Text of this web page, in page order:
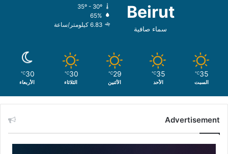
Beirut
سماء صافية
35º - 30º
65%
6.83 كيلومتر/ساعة
35
℃
السبت
35
℃
الأحد
29
℃
الأثنين
30
℃
الثلاثاء
30
℃
الأربعاء
Advertisement